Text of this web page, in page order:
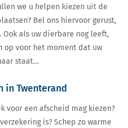
we u helpen kiezen uit de
Bel ons hiervoor gerust,
Ook als uw dierbare nog leeft,
op voor het moment dat uw
staat…
in Twenterand
voor een afscheid mag kiezen?
is? Schep zo warme